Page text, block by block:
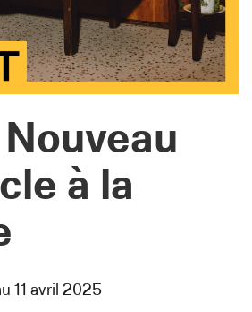
à la
11 avril 2025